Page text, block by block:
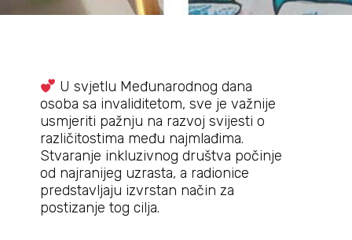
U svjetlu Međunarodnog dana
osoba sa invaliditetom, sve je važnije
usmjeriti pažnju na razvoj svijesti o
različitostima među najmlađima.
Stvaranje inkluzivnog društva počinje
od najranijeg uzrasta, a radionice
predstavljaju izvrstan način za
postizanje tog cilja.